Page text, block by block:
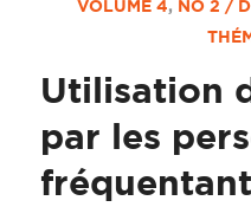
VOLUME 4, NO 2 /
Utilisation
par les